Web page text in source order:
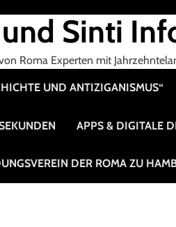
Sinti
Roma Experten mit
UND ANTIZIGANISMUS“
APPS & DIGITALE
DER ROMA ZU